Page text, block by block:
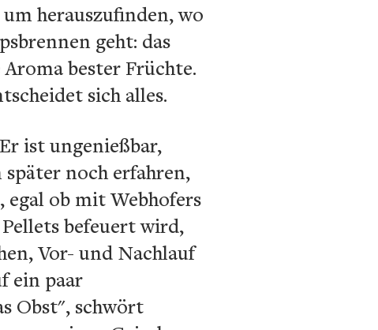
herauszufinden, wo
geht: das
bester Früchte.
sich alles.
ist ungenießbar,
noch erfahren,
egal ob mit Webhofers
befeuert wird,
Vor- und Nachlauf
ein paar
Obst", schwört